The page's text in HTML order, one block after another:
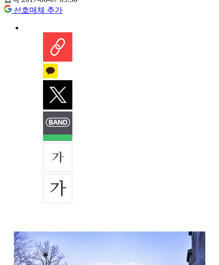
선호매체 추가